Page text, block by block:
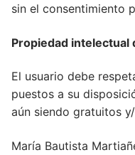
sin el consentimiento
Propiedad intelectual
El usuario debe
puestos a su
aún siendo gratuitos
María Bautista